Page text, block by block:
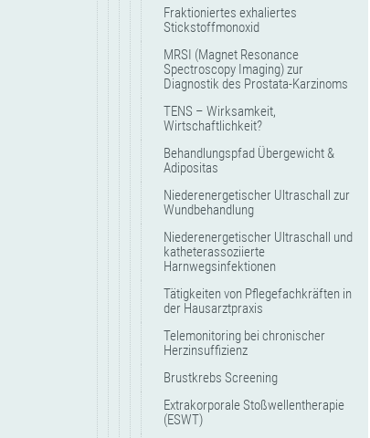
Fraktioniertes exhaliertes
Stickstoffmonoxid
MRSI (Magnet Resonance
Spectroscopy Imaging) zur
Diagnostik des Prostata-Karzinoms
TENS – Wirksamkeit,
Wirtschaftlichkeit?
Behandlungspfad Übergewicht &
Adipositas
Niederenergetischer Ultraschall zur
Wundbehandlung
Niederenergetischer Ultraschall und
katheterassoziierte
Harnwegsinfektionen
Tätigkeiten von Pflegefachkräften in
der Hausarztpraxis
Telemonitoring bei chronischer
Herzinsuffizienz
Brustkrebs Screening
Extrakorporale Stoßwellentherapie
(ESWT)